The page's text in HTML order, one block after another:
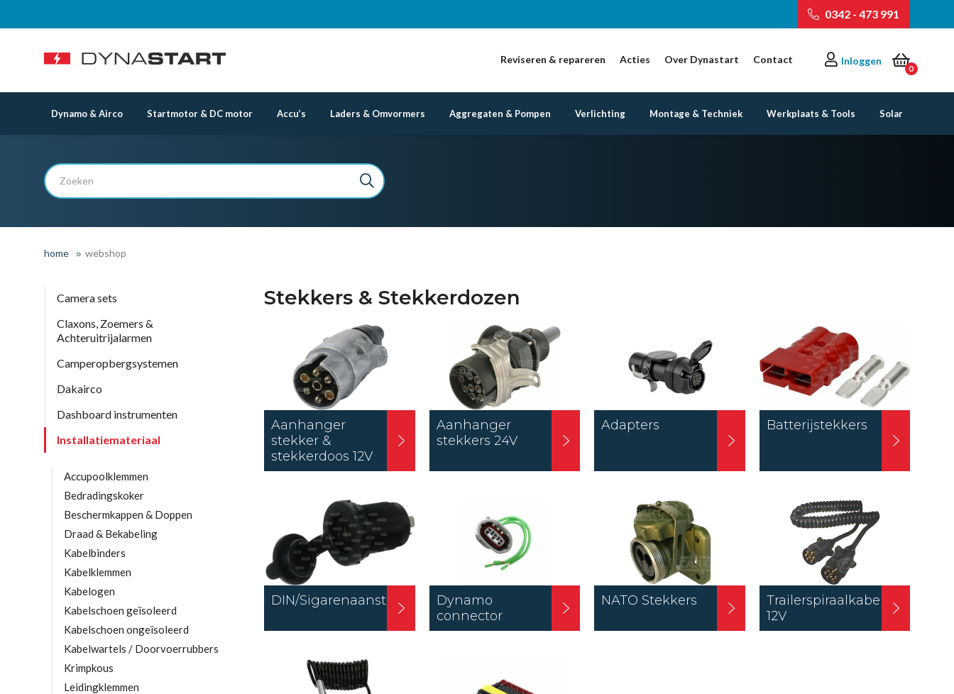
0342 - 473 991
Reviseren & repareren Acties Over Dynastart Contact
0
Inloggen
Dynamo & Airco Startmotor & DC motor Accu’s Laders & Omvormers Aggregaten & Pompen Verlichting Montage & Techniek Werkplaats & Tools Solar
home webshop
Camera sets
Claxons, Zoemers &
Achteruitrijalarmen
Camperopbergsystemen
Dakairco
Dashboard instrumenten
Installatiemateriaal
Accupoolklemmen
Bedradingskoker
Beschermkappen & Doppen
Draad & Bekabeling
Kabelbinders
Kabelklemmen
Kabelogen
Kabelschoen geïsoleerd
Kabelschoen ongeïsoleerd
Kabelwartels / Doorvoerrubbers
Krimpkous
Leidingklemmen
Stekkers & Stekkerdozen
Aanhanger
stekker &
stekkerdoos 12V
Aanhanger
stekkers 24V
Adapters Batterijstekkers
DIN/Sigarenaansteker
Dynamo
connector
NATO Stekkers
Trailerspiraalkabel
12V